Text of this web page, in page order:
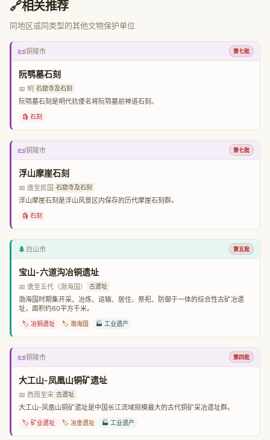
🔗相关推荐
同地区或同类型的其他文物保护单位
📜铜陵市 第七批
阮鹗墓石刻
📅 明 石窟寺及石刻
阮鹗墓石刻是明代抗倭名将阮鹗墓前神道石刻。
🗿 石刻
📜铜陵市 第七批
浮山摩崖石刻
📅 唐至民国 石窟寺及石刻
浮山摩崖石刻是浮山风景区内保存的历代摩崖石刻群。
🗿 石刻
🌲 白山市 第五批
宝山-六道沟冶铜遗址
📅 唐至五代（渤海国） 古遗址
渤海国时期集开采、冶炼、运输、居住、祭祀、防御于一体的综合性古矿冶遗
址，面积约60平方千米。
🏷️ 冶铜遗址 🏷️ 渤海国 🏭 工业遗产
📜铜陵市 第四批
大工山-凤凰山铜矿遗址
📅 西周至宋 古遗址
大工山-凤凰山铜矿遗址是中国长江流域规模最大的古代铜矿采冶遗址群。
🏷️ 矿业遗址 🏷️ 冶金遗址 🏭 工业遗产